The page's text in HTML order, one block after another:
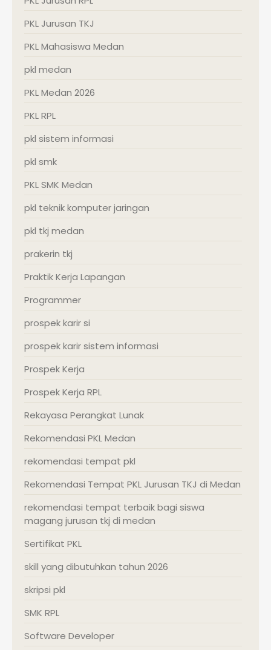
PKL Jurusan TKJ
PKL Mahasiswa Medan
pkl medan
PKL Medan 2026
PKL RPL
pkl sistem informasi
pkl smk
PKL SMK Medan
pkl teknik komputer jaringan
pkl tkj medan
prakerin tkj
Praktik Kerja Lapangan
Programmer
prospek karir si
prospek karir sistem informasi
Prospek Kerja
Prospek Kerja RPL
Rekayasa Perangkat Lunak
Rekomendasi PKL Medan
rekomendasi tempat pkl
Rekomendasi Tempat PKL Jurusan TKJ di Medan
rekomendasi tempat terbaik bagi siswa
magang jurusan tkj di medan
Sertifikat PKL
skill yang dibutuhkan tahun 2026
skripsi pkl
SMK RPL
Software Developer